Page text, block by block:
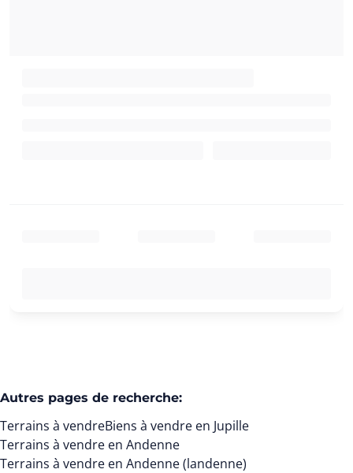
Autres pages de recherche:
Terrains à vendreBiens à vendre en Jupille
Terrains à vendre en Andenne
Terrains à vendre en Andenne (landenne)